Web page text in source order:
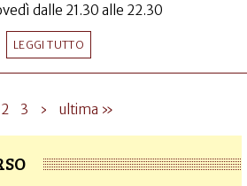
dalle 21.30 alle 22.30
LEGGI TUTTO
2 3 › ultima »